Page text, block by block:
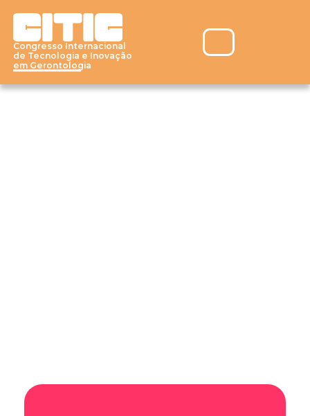
Congresso Internacional
de Tecnologia e Inovação
em Gerontologia